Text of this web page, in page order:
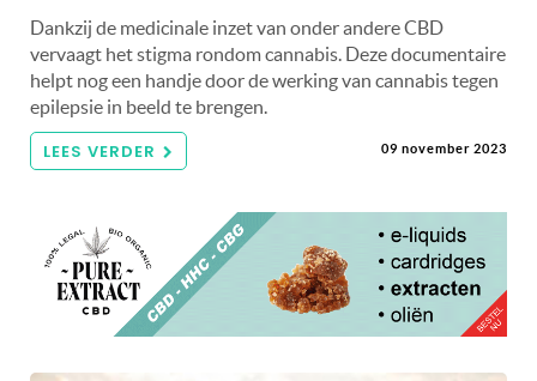
Dankzij de medicinale inzet van onder andere CBD
vervaagt het stigma rondom cannabis. Deze documentaire
helpt nog een handje door de werking van cannabis tegen
epilepsie in beeld te brengen.
LEES VERDER 09 november 2023